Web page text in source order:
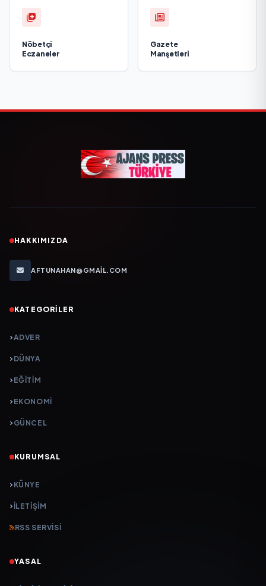
Nöbetçi
Eczaneler
Gazete
Manşetleri
HAKKIMIZDA
AFTUNAHAN@GMAIL.COM
KATEGORILER
ADVER
DÜNYA
EĞİTİM
EKONOMİ
GÜNCEL
KURUMSAL
KÜNYE
İLETIŞIM
RSS SERVISI
YASAL